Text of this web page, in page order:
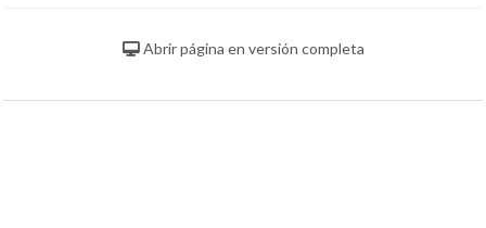
Abrir página en versión completa